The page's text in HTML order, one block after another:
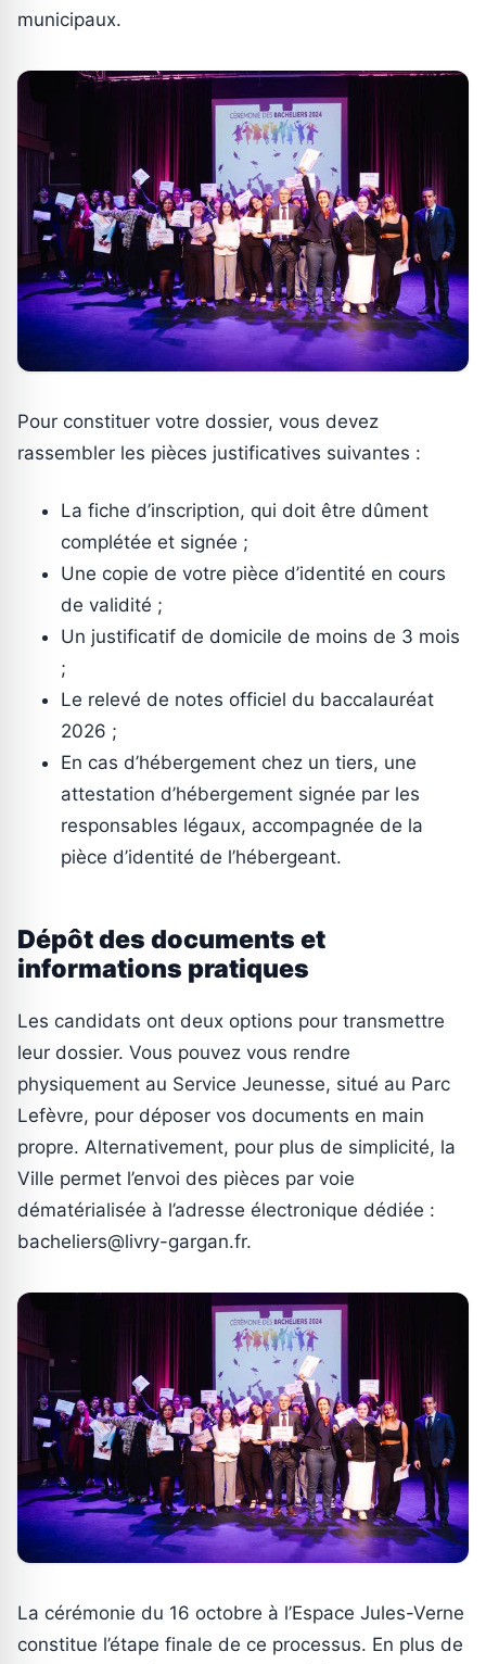
municipaux.
Pour constituer votre dossier, vous devez
rassembler les pièces justificatives suivantes :
La fiche d’inscription, qui doit être dûment
complétée et signée ;
Une copie de votre pièce d’identité en cours
de validité ;
Un justificatif de domicile de moins de 3 mois
;
Le relevé de notes officiel du baccalauréat
2026 ;
En cas d’hébergement chez un tiers, une
attestation d’hébergement signée par les
responsables légaux, accompagnée de la
pièce d’identité de l’hébergeant.
Dépôt des documents et
informations pratiques
Les candidats ont deux options pour transmettre
leur dossier. Vous pouvez vous rendre
physiquement au Service Jeunesse, situé au Parc
Lefèvre, pour déposer vos documents en main
propre. Alternativement, pour plus de simplicité, la
Ville permet l’envoi des pièces par voie
dématérialisée à l’adresse électronique dédiée :
bacheliers@livry-gargan.fr.
La cérémonie du 16 octobre à l’Espace Jules-Verne
constitue l’étape finale de ce processus. En plus de